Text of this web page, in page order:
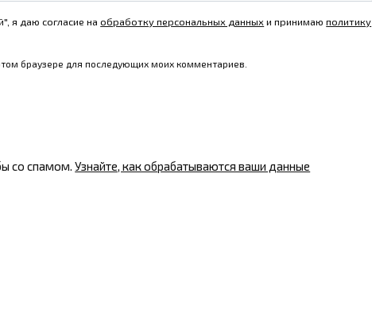
я даю согласие наобработку персональных данных и принимаюполитику
браузере для последующих моих комментариев.
со спамом.Узнайте, как обрабатываются ваши данные